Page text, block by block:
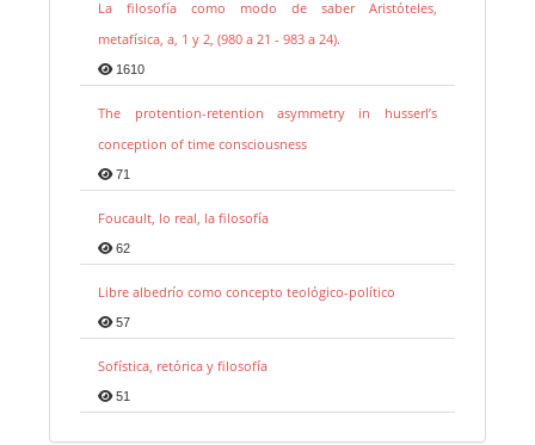
La filosofía como modo de saber Aristóteles,
metafísica, a, 1 y 2, (980 a 21 - 983 a 24).
1610
The protention-retention asymmetry in husserl’s
conception of time consciousness
71
Foucault, lo real, la filosofía
62
Libre albedrío como concepto teológico-político
57
Sofística, retórica y filosofía
51